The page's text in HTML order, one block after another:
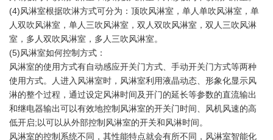
(4)风淋室根据吹淋方式可分为：顶吹风淋室，单人单吹风淋室，单
人双吹风淋室，单人三吹风淋室，双人双吹风淋室，双人三吹风淋
室，多人双吹风淋室，多人三吹风淋室。
(5)风淋室如何控制方式：
风淋室的使用方式有自动感应开关门方式、手动开关门方式等两种
使用方式。人进入风淋室时，风淋室利用液晶动态、形象化显示风
淋的整个过程，通过设定风淋时间及开门的延长等参数的直流输出
和继电器输出可以有效地控制风淋室的开关门时间、风机风速的高
低开启;以可以从外部控制风淋室的开关和风淋时间。
风淋室的控制系统不同，其性能特点就会有所不同，风淋室智能化